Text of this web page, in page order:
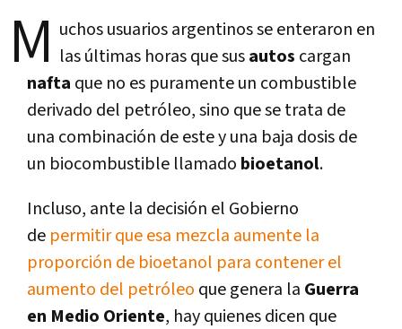
M uchos usuarios argentinos se enteraron en
las últimas horas que susautos cargan
nafta que no es puramente un combustible
derivado del petróleo, sino que se trata de
una combinación de este y una baja dosis de
un biocombustible llamado bioetanol.
Incluso, ante la decisión el Gobierno
de permitir que esa mezcla aumente la
proporción de bioetanol para contener el
aumento del petróleo que genera la Guerra
en Medio Oriente, hay quienes dicen que